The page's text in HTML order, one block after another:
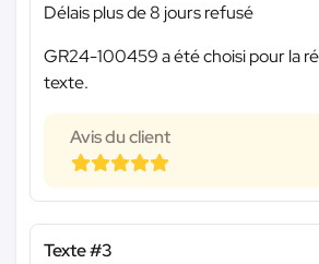
Délais plus de 8 jours refusé
GR24-100459 a été choisi pour la
texte.
Avis du client
Texte #3